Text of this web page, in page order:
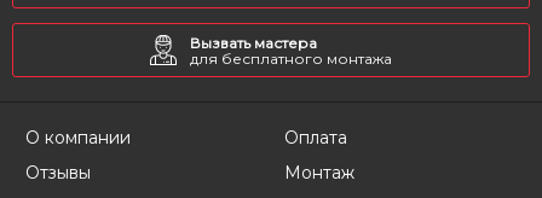
Вызвать мастера
для бесплатного монтажа
О компании
Отзывы
Оплата
Монтаж